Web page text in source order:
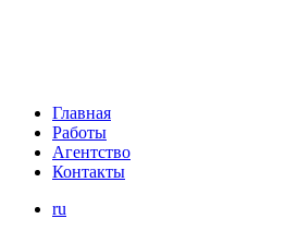
Главная
Работы
Агентство
Контакты
ru